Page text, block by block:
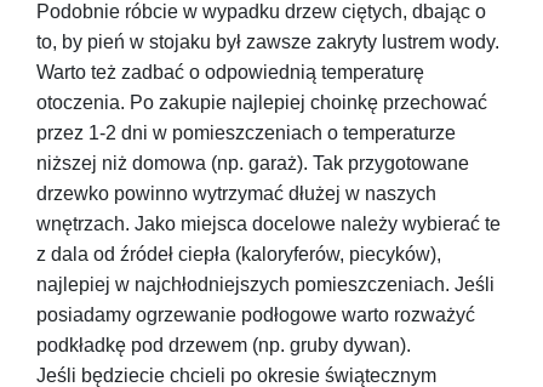
Podobnie róbcie w wypadku drzew ciętych, dbając o
to, by pień w stojaku był zawsze zakryty lustrem wody.
Warto też zadbać o odpowiednią temperaturę
otoczenia. Po zakupie najlepiej choinkę przechować
przez 1-2 dni w pomieszczeniach o temperaturze
niższej niż domowa (np. garaż). Tak przygotowane
drzewko powinno wytrzymać dłużej w naszych
wnętrzach. Jako miejsca docelowe należy wybierać te
z dala od źródeł ciepła (kaloryferów, piecyków),
najlepiej w najchłodniejszych pomieszczeniach. Jeśli
posiadamy ogrzewanie podłogowe warto rozważyć
podkładkę pod drzewem (np. gruby dywan).
Jeśli będziecie chcieli po okresie świątecznym